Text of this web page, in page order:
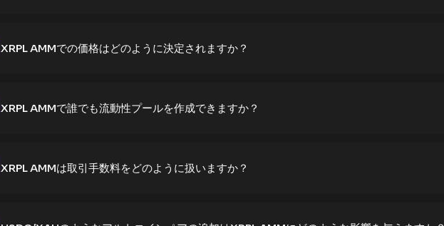
XRPL AMMでの価格はどのように決定されますか？
XRPL AMMで誰でも流動性プールを作成できますか？
XRPL AMMは取引手数料をどのように扱いますか？